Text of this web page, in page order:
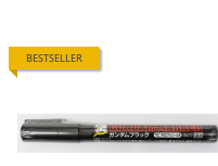
BESTSELLER